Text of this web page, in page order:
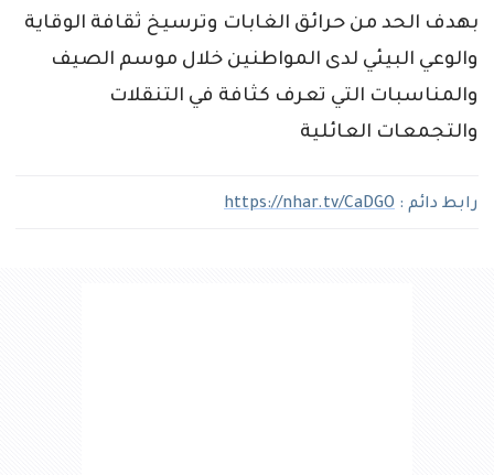
بهدف الحد من حرائق الغابات وترسيخ ثقافة الوقاية
والوعي البيئي لدى المواطنين خلال موسم الصيف
والمناسبات التي تعرف كثافة في التنقلات
والتجمعات العائلية
رابط دائم : https://nhar.tv/CaDGO